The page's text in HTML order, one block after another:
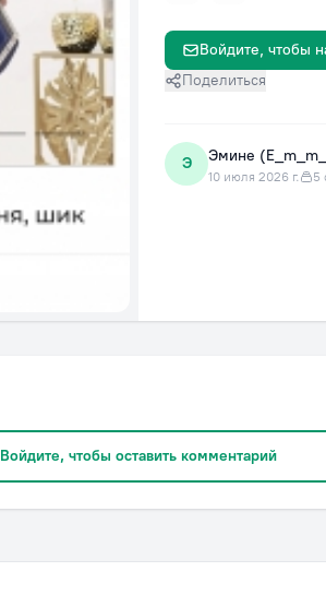
Поделиться
Войдите, чтобы
Э Эмине
10 июля 2026 г. 5
Войдите, чтобы оставить комментарий